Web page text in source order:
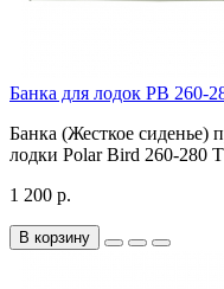
Банка для лодок РВ 260-
Банка (Жесткое сиденье)
лодки Polar Bird 260-280
1 200 р.
В корзину